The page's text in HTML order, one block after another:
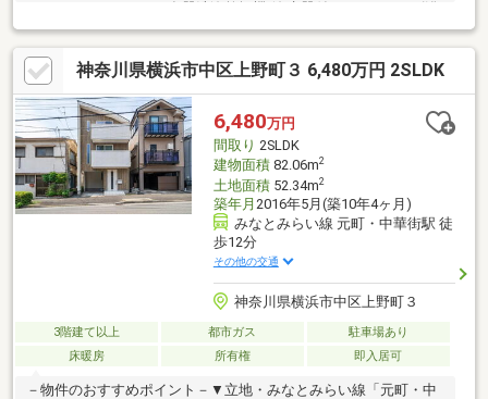
室■室内設備保証付き（詳細お問合せください）
神奈川県横浜市中区上野町３ 6,480万円 2SLDK
6,480万円
間取り 2SLDK
建物面積82.06m2
土地面積52.34m2
築年月 2016年5月(築10年4ヶ月)
みなとみらい線 元町・中華街駅 徒
歩12分
その他の交通
神奈川県横浜市中区上野町３
3階建て以上 都市ガス
駐車場あり
床暖房
所有権 即入居可
－物件のおすすめポイント－▼立地・みなとみらい線「元町・中